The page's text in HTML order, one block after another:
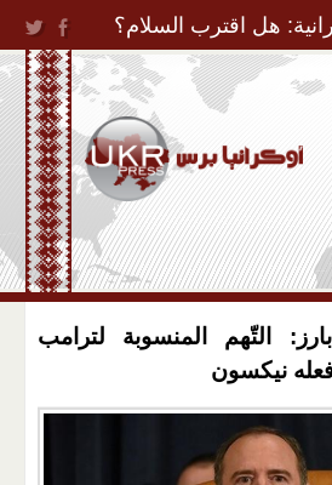
Jump to
هل اقترب السلام؟
التّهم المنسوبة لترامب
نيكسون